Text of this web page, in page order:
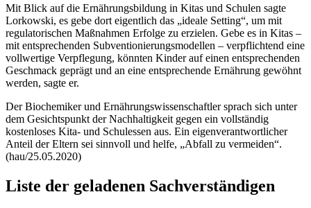
Mit Blick auf die Ernährungsbildung in Kitas und Schulen sagte
Lorkowski, es gebe dort eigentlich das „ideale Setting“, um mit
regulatorischen Maßnahmen Erfolge zu erzielen. Gebe es in Kitas –
mit entsprechenden Subventionierungsmodellen – verpflichtend eine
vollwertige Verpflegung, könnten Kinder auf einen entsprechenden
Geschmack geprägt und an eine entsprechende Ernährung gewöhnt
werden, sagte er.
Der Biochemiker und Ernährungswissenschaftler sprach sich unter
dem Gesichtspunkt der Nachhaltigkeit gegen ein vollständig
kostenloses Kita- und Schulessen aus. Ein eigenverantwortlicher
Anteil der Eltern sei sinnvoll und helfe, „Abfall zu vermeiden“.
(hau/25.05.2020)
Liste der geladenen Sachverständigen